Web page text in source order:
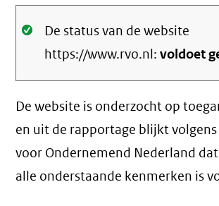
Oké.
De status van de website
https://www.rvo.nl:voldoet
De website is onderzocht op
en uit de rapportage blijkt
voor Ondernemend Nederland
alle onderstaande kenmerken is